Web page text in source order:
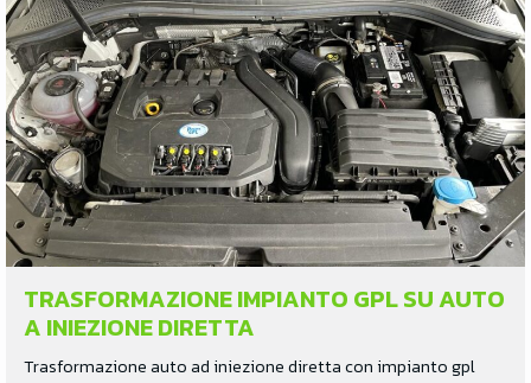
TRASFORMAZIONE IMPIANTO GPL SU AUTO
A INIEZIONE DIRETTA
Trasformazione auto ad iniezione diretta con impianto gpl